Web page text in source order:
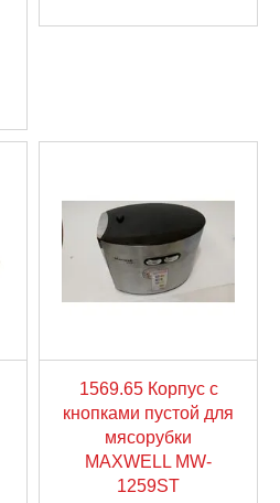
1569.65 Корпус с
кнопками пустой для
мясорубки
MAXWELL MW-
1259ST